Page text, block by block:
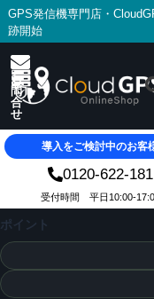
GPS発信機専門店・
跡開始
導入をご検討中のお客
0120-622-181
受付時間 平日10:00-
ポイント